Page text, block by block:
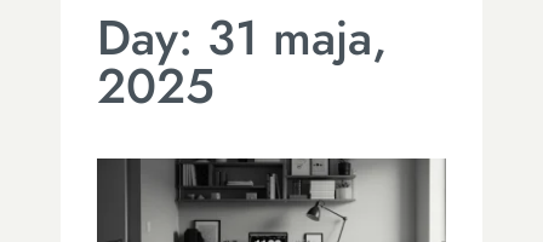
Day: 31 maja,
2025